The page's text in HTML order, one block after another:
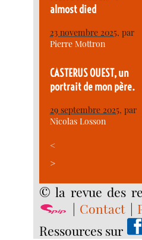
almost died
23 novembre 2025, par
Pierre Mottron
CASTERUS OUEST, un
portrait de mon père.
29 septembre 2025, par
Nicolas Losson
<
>
© la revue des
| Contact |
Ressources sur